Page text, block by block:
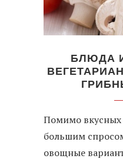
БЛЮДА
Помимо
большим
овощные